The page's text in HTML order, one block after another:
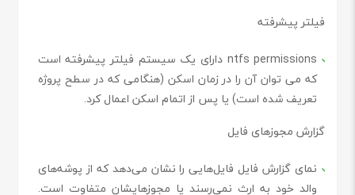
فیلتر پیشرفته
ntfs permissions دارای یک سیستم فیلتر پیشرفته است
که می توان آن را در زمان اسکن (هنگامی که در سطح پروژه
تعریف شده است) یا پس از اتمام اسکن اعمال کرد.
گزارش مجوزهای فایل
نمای گزارش فایل فایل‌هایی را نشان می‌دهد که از پوشه‌های
والد خود به ارث نمی‌رسند یا مجوزهایشان متفاوت است.